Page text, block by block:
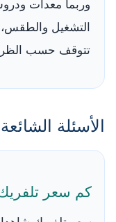
وربما معدات
التشغيل
تتوقف حسب
الأسئلة
كم سعر